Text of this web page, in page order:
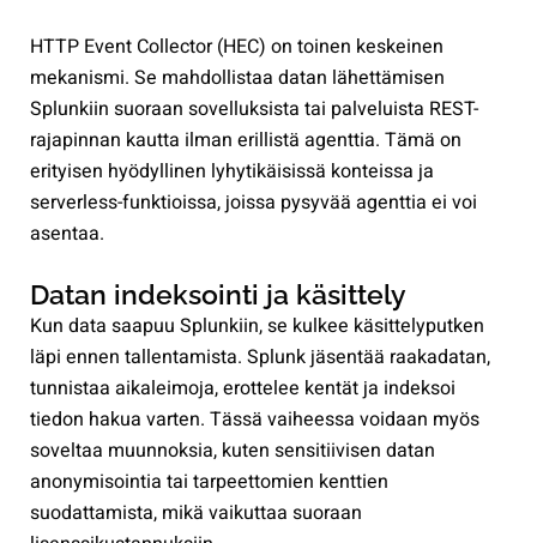
HTTP Event Collector (HEC) on toinen keskeinen
mekanismi. Se mahdollistaa datan lähettämisen
Splunkiin suoraan sovelluksista tai palveluista REST-
rajapinnan kautta ilman erillistä agenttia. Tämä on
erityisen hyödyllinen lyhytikäisissä konteissa ja
serverless-funktioissa, joissa pysyvää agenttia ei voi
asentaa.
Datan indeksointi ja käsittely
Kun data saapuu Splunkiin, se kulkee käsittelyputken
läpi ennen tallentamista. Splunk jäsentää raakadatan,
tunnistaa aikaleimoja, erottelee kentät ja indeksoi
tiedon hakua varten. Tässä vaiheessa voidaan myös
soveltaa muunnoksia, kuten sensitiivisen datan
anonymisointia tai tarpeettomien kenttien
suodattamista, mikä vaikuttaa suoraan